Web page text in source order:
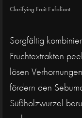
Clarifying Fruit Exfoliant
Sorgfältig
Fruchtextrakten
lösen
fördern den
Süßholzwurzel